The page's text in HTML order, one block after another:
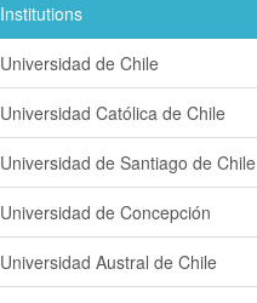
Institutions
Universidad de Chile
Universidad Católica de Chile
Universidad de Santiago de Chile
Universidad de Concepción
Universidad Austral de Chile